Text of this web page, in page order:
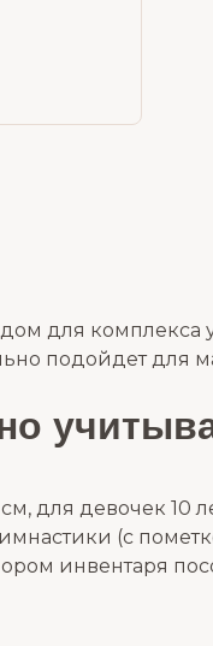
для комплекса
подойдет для
для девочек 10
(c
инвентаря